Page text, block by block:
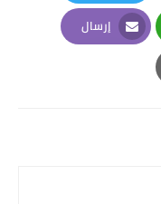
Twitter
إرسال
Email